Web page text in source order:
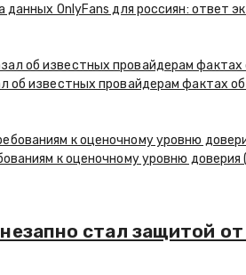
данных OnlyFans для россиян: ответ
об известных провайдерам фактах
к оценочному уровню
стал защитой